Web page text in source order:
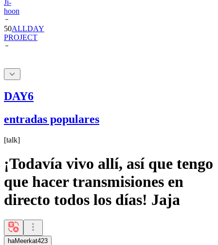
Ji-
hoon
50ALLDAY
PROJECT
DAY6
entradas populares
[talk]
¡Todavía vivo allí, así que tengo
que hacer transmisiones en
directo todos los días! Jaja
haMeerkat423